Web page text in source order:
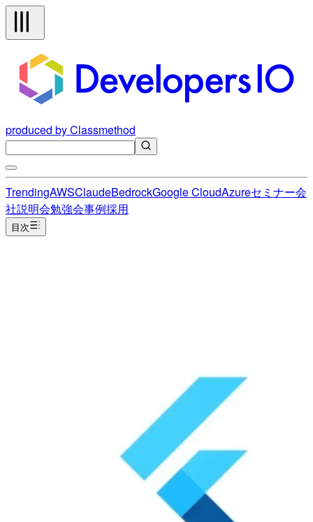
produced by Classmethod
TrendingAWSClaudeBedrockGoogle CloudAzureセミナー会
社説明会勉強会事例採用
目次